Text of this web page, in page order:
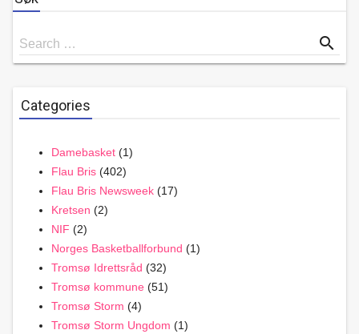
Search
for
Search … search
Categories
Damebasket (1)
Flau Bris (402)
Flau Bris Newsweek (17)
Kretsen (2)
NIF (2)
Norges Basketballforbund (1)
Tromsø Idrettsråd (32)
Tromsø kommune (51)
Tromsø Storm (4)
Tromsø Storm Ungdom (1)